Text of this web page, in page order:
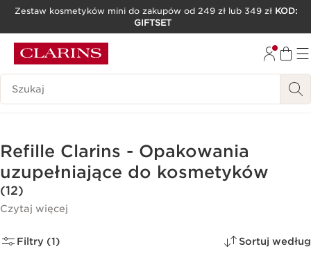
PRZEJDŹ DO STOPKI
Zestaw kosmetyków mini do zakupów od 249 zł lub 349 zł KOD:
GIFTSET
Historia wyszukiwania
Refille Clarins - Opakowania
uzupełniające do kosmetyków
(12)
Czytaj więcej
Filtry (1) Sortuj według